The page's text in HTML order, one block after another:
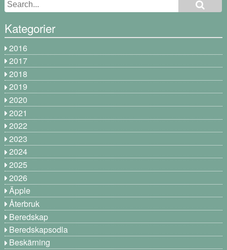
Kategorier
2016
2017
2018
2019
2020
2021
2022
2023
2024
2025
2026
Äpple
Återbruk
Beredskap
Beredskapsodla
Beskärning